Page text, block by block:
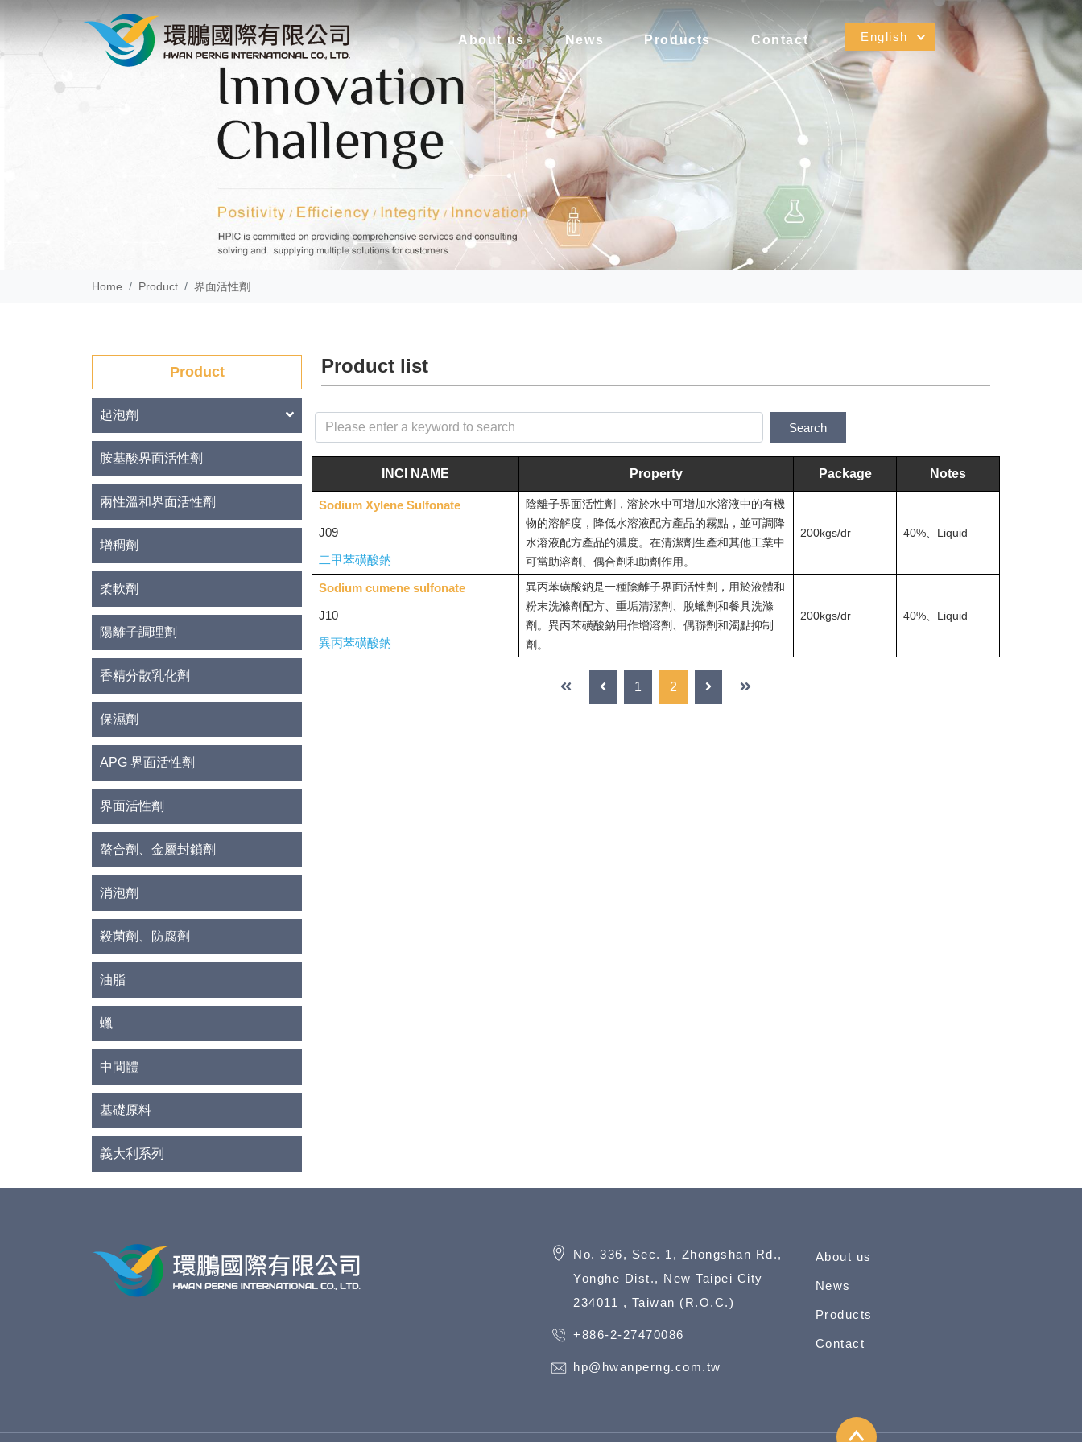
About us News Products Contact English
Home Product 界面活性劑
Product
起泡劑
胺基酸界面活性劑
兩性溫和界面活性劑
增稠劑
柔軟劑
陽離子調理劑
香精分散乳化劑
保濕劑
APG 界面活性劑
界面活性劑
螯合劑、金屬封鎖劑
消泡劑
殺菌劑、防腐劑
油脂
蠟
中間體
基礎原料
義大利系列
Product list
INCI NAME Property Package Notes
Sodium Xylene Sulfonate
J09
二甲苯磺酸鈉
陰離子界面活性劑，溶於水中可增加水溶液中的有機
物的溶解度，降低水溶液配方產品的霧點，並可調降
水溶液配方產品的濃度。在清潔劑生產和其他工業中
可當助溶劑、偶合劑和助劑作用。
200kgs/dr 40%、Liquid
Sodium cumene sulfonate
J10
異丙苯磺酸鈉
異丙苯磺酸鈉是一種陰離子界面活性劑，用於液體和
粉末洗滌劑配方、重垢清潔劑、脫蠟劑和餐具洗滌
劑。異丙苯磺酸鈉用作增溶劑、偶聯劑和濁點抑制
劑。
200kgs/dr 40%、Liquid
1 2
No. 336, Sec. 1, Zhongshan Rd.,
Yonghe Dist., New Taipei City
234011 , Taiwan (R.O.C.)
+886-2-27470086
hp@hwanperng.com.tw
About us
News
Products
Contact